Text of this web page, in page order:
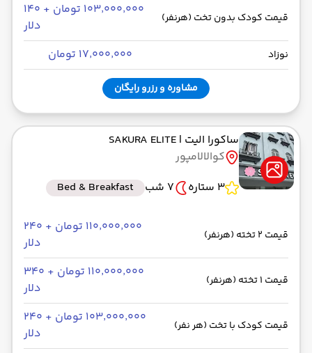
قیمت کودک بدون تخت (هرنفر)
۱۰۳٬۰۰۰٬۰۰۰ تومان + ۱۴۰
دلار
نوزاد ۱۷٬۰۰۰٬۰۰۰ تومان
مشاوره و رزرو رایگان
ساکورا الیت | SAKURA ELITE
کوالالامپور
3 ستاره
7 شب Bed & Breakfast
قیمت 2 تخته (هرنفر)
۱۱۰٬۰۰۰٬۰۰۰ تومان + ۲۴۰
دلار
قیمت 1 تخته (هرنفر)
۱۱۰٬۰۰۰٬۰۰۰ تومان + ۳۴۰
دلار
قیمت کودک با تخت (هر نفر)
۱۰۳٬۰۰۰٬۰۰۰ تومان + ۲۴۰
دلار